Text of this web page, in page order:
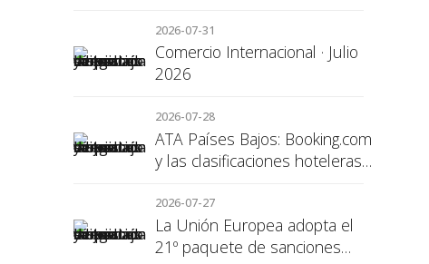
2026-07-31
Comercio Internacional · Julio
2026
2026-07-28
ATA Países Bajos: Booking.com
y las clasificaciones hoteleras,
para el consumidor
2026-07-27
La Unión Europea adopta el
21º paquete de sanciones